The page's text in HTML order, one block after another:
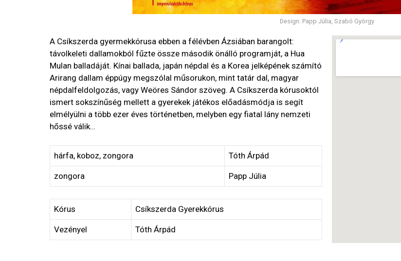
Design: Papp Júlia, Szabó György
A Csíkszerda gyermekkórusa ebben a félévben Ázsiában barangolt:
távolkeleti dallamokból fűzte össze második önálló programját, a Hua
Mulan balladáját. Kínai ballada, japán népdal és a Korea jelképének számító
Arirang dallam éppúgy megszólal műsorukon, mint tatár dal, magyar
népdalfeldolgozás, vagy Weöres Sándor szöveg. A Csíkszerda kórusoktól
ismert sokszínűség mellett a gyerekek játékos előadásmódja is segít
elmélyülni a több ezer éves történetben, melyben egy fiatal lány nemzeti
hőssé válik…
hárfa, koboz, zongora Tóth Árpád
zongora Papp Júlia
Kórus Csíkszerda Gyerekkórus
Vezényel Tóth Árpád